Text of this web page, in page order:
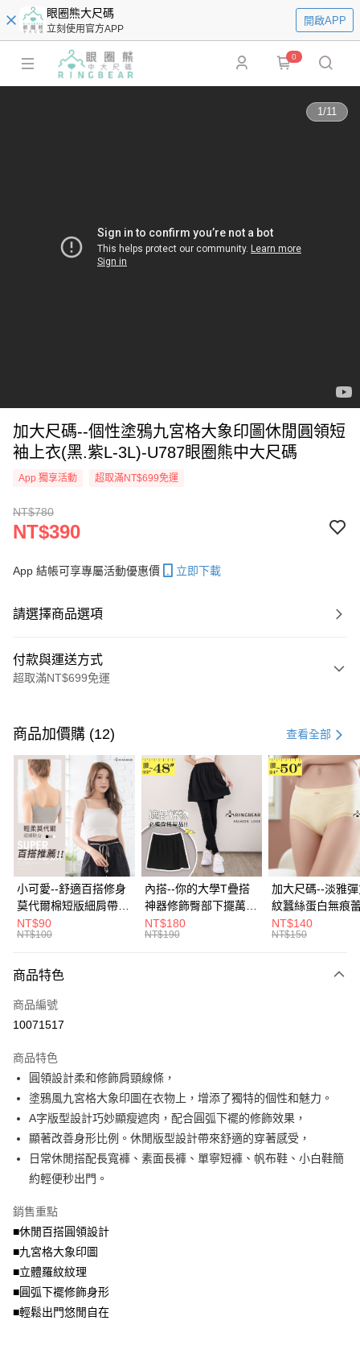
眼圈熊大尺碼
立刻使用官方APP
開啟APP
0
1/11
加大尺碼--個性塗鴉九宮格大象印圖休閒圓領短
袖上衣(黑.紫L-3L)-U787眼圈熊中大尺碼
App 獨享活動 超取滿NT$699免運
NT$780
NT$390
App 結帳可享專屬活動優惠價 立即下載
請選擇商品選項
付款與運送方式
超取滿NT$699免運
信用卡一次付款
超商取貨付款
LINE Pay
Apple Pay
街口支付
悠遊付
Google Pay
全盈+PAY
大哥付你分期
【大哥付你分期使用說明】
1.本服務由台灣大哥大提供，台灣大哥大用戶可立即使用無須另外申請。
流程，驗證手機門號後，選擇欲分期的期數、繳款截止日，確認付款後即完
成交易。
3.實際核准額度、可分期數及費用金額請依後續交易確認頁面所載為準。
4.訂單成立30分鐘內，如未前往確認交易或遇審核未通過，訂單將自動取
法說明評估內容。
【繳款方式說明】
1.分期款項不併入電信帳單，「大哥付你分期」於每月結算日後寄送繳費提
醒簡訊。
2.透過簡訊連結打開帳單後，可選擇「超商條碼／台灣大直營門市／銀行轉
【注意事項】
1.本服務係由「台灣大哥大股份有限公司」（以下簡稱本公司）所提供，讓
用戶於交易時，得透過本服務購買商品或服務，並由商店將買賣／分期付款
買賣價金債權讓與本公司後，依約使用本公司帳單繳交帳款。
資料（包含姓名、電話或地址）提供予台灣大哥大進項蒐集、處理及利用，
由本公司與您本人進行分期帳單所需資料之確認、核對及更正。
AFTEE先享後付
【關於「AFTEE先享後付」】
AFTEE先享後付是「在收到商品之後才付款」的支付方式。 讓您購物簡單
便利好安心！
１．簡單：不需註冊會員、不需綁卡、不需儲值。
２．便利：只要手機號碼，簡訊認證，即可結帳。
３．安心：先確認商品／服務後，再付款。
【「AFTEE先享後付」結帳流程】
１．於結帳方式選擇「AFTEE先享後付」後，將跳轉至「AFTEE先享後付」
３．收到繳費通知簡訊後14天內，點擊此簡訊中的連結，可透過四大超商／
ATM／網路銀行／等多元方式進行付款，方視為交易完成。
※ 請注意：結帳手續完成當下不需立刻繳費，但若您需要取消訂單，請聯絡
購買商品的店家。未經商家同意取消之訂單仍視為有效，需透過AFTEE先享
後付繳納相關費用。
※ 交易是否成功請以「AFTEE先享後付 」之結帳頁面顯示為準，若有關於
是否繳費成功／繳費後需取消欲退款等相關疑問，請聯繫「AFTEE先享後付
客戶支援中心」 https://netprotections.freshdesk.com/support/home
ATM付款
全家取貨付款
每筆NT$70，滿NT$699(含以上)免運費
付款後全家取貨
每筆NT$70，滿NT$699(含以上)免運費
7-11取貨付款
每筆NT$70，滿NT$799(含以上)免運費
付款後7-11取貨
每筆NT$70，滿NT$699(含以上)免運費
商品加價購 (12) 查看全部
小可愛--舒適百搭修身
莫代爾棉短版細肩帶素
色背心(白.黑.灰L-2L)-
U582眼圈熊中大尺碼
NT$90
NT$100
內搭--你的大學T疊搭
神器修飾臀部下擺萬用
內搭裙/遮臀裙(黑2L-
6L)-Q155眼圈熊中大
NT$180
NT$190
加大尺碼--淡雅
紋蠶絲蛋白無痕
角內褲(白.粉.藍.
3L)-L28眼圈熊中
NT$140
NT$150
商品特色
商品編號
10071517
商品特色
圓領設計柔和修飾肩頸線條，
塗鴉風九宮格大象印圖在衣物上，增添了獨特的個性和魅力。
A字版型設計巧妙顯瘦遮肉，配合圓弧下襬的修飾效果，
顯著改善身形比例。休閒版型設計帶來舒適的穿著感受，
日常休閒搭配長寬褲、素面長褲、單寧短褲、帆布鞋、小白鞋簡
約輕便秒出門。
銷售重點
■休閒百搭圓領設計
■九宮格大象印圖
■立體羅紋紋理
■圓弧下襬修飾身形
■輕鬆出門悠閒自在